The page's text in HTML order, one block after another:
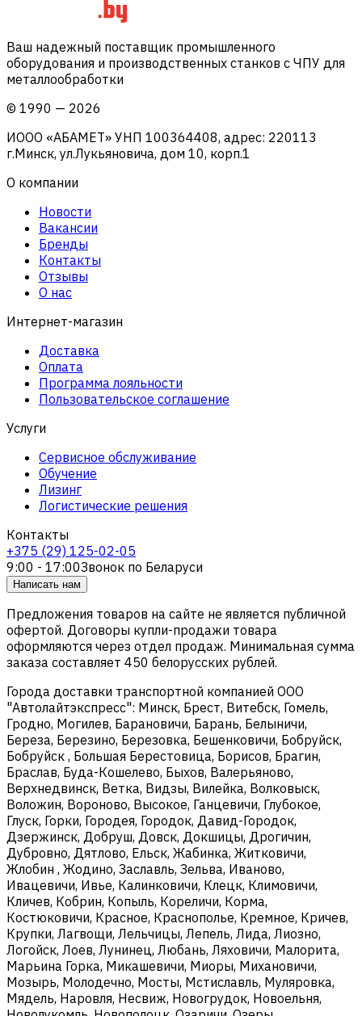
Ваш надежный поставщик промышленного
оборудования и производственных станков с ЧПУ для
металлообработки
© 1990 — 2026
ИООО «АБАМЕТ» УНП 100364408, адрес: 220113
г.Минск, ул.Лукьяновича, дом 10, корп.1
О компании
Новости
Вакансии
Бренды
Контакты
Отзывы
О нас
Интернет-магазин
Доставка
Оплата
Программа лояльности
Пользовательское соглашение
Услуги
Сервисное обслуживание
Обучение
Лизинг
Логистические решения
Контакты
+375 (29) 125-02-05
9:00 - 17:00Звонок по Беларуси
Написать нам
Предложения товаров на сайте не является публичной
офертой. Договоры купли-продажи товара
оформляются через отдел продаж. Минимальная сумма
заказа составляет 450 белорусских рублей.
Города доставки транспортной компанией ООО
"Автолайтэкспресс": Минск, Брест, Витебск, Гомель,
Гродно, Могилев, Барановичи, Барань, Белыничи,
Береза, Березино, Березовка, Бешенковичи, Бобруйск,
Бобруйск , Большая Берестовица, Борисов, Брагин,
Браслав, Буда-Кошелево, Быхов, Валерьяново,
Верхнедвинск, Ветка, Видзы, Вилейка, Волковыск,
Воложин, Вороново, Высокое, Ганцевичи, Глубокое,
Глуск, Горки, Городея, Городок, Давид-Городок,
Дзержинск, Добруш, Довск, Докшицы, Дрогичин,
Дубровно, Дятлово, Ельск, Жабинка, Житковичи,
Жлобин , Жодино, Заславль, Зельва, Иваново,
Ивацевичи, Ивье, Калинковичи, Клецк, Климовичи,
Кличев, Кобрин, Копыль, Кореличи, Корма,
Костюковичи, Красное, Краснополье, Кремное, Кричев,
Крупки, Лагвощи, Лельчицы, Лепель, Лида, Лиозно,
Логойск, Лоев, Лунинец, Любань, Ляховичи, Малорита,
Марьина Горка, Микашевичи, Миоры, Михановичи,
Мозырь, Молодечно, Мосты, Мстиславль, Муляровка,
Мядель, Наровля, Несвиж, Новогрудок, Новоельня,